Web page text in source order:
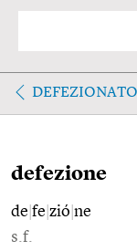
DEFEZIONATO
defezione
de fe zió ne
s.f.